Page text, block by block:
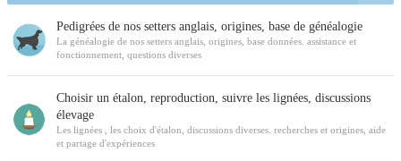
Pedigrées de nos setters anglais, origines, base de généalogie
La généalogie de nos setters anglais, origines, base données. assistance et
fonctionnement, questions diverses
Choisir un étalon, reproduction, suivre les lignées, discussions
élevage
Les lignées , les choix d'étalon, discussions diverses. recherches et origines, aide
et partage d'expériences